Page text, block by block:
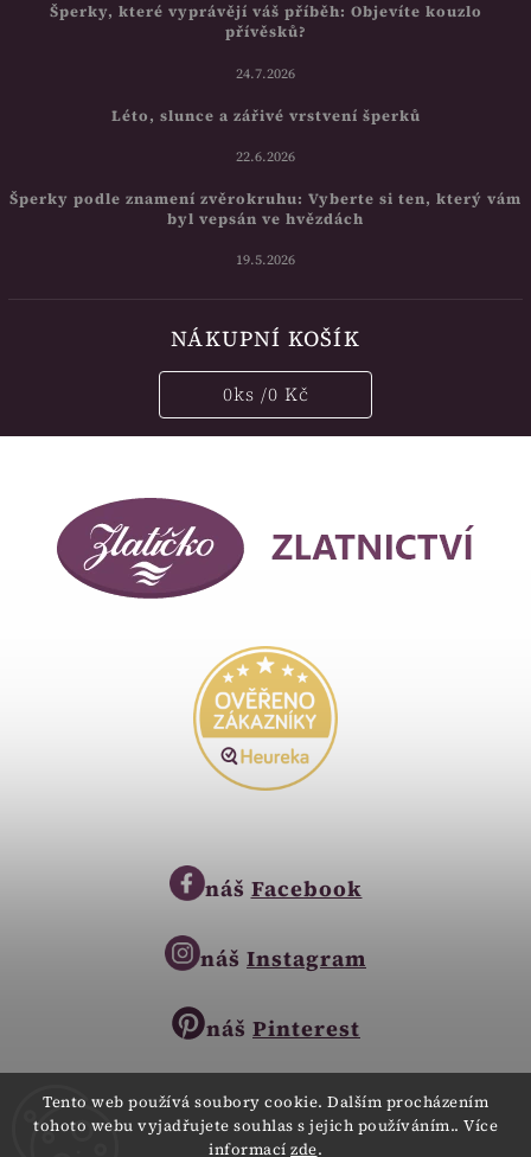
Tento web používá soubory cookie. Dalším procházením
tohoto webu vyjadřujete souhlas s jejich používáním.. Více
informací zde.
Šperky, které vyprávějí váš příběh: Objevíte kouzlo
přívěsků?
24.7.2026
Léto, slunce a zářivé vrstvení šperků
22.6.2026
Šperky podle znamení zvěrokruhu: Vyberte si ten, který vám
byl vepsán ve hvězdách
19.5.2026
NÁKUPNÍ KOŠÍK
0ks /0 Kč
náš Facebook
náš Instagram
náš Pinterest
Copyright © 2023